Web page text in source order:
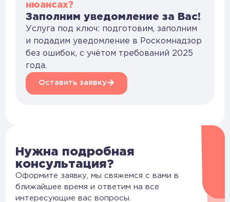
нюансах?
Заполним уведомление за Вас!
Услуга под ключ: подготовим, заполним
и подадим уведомление в Роскомнадзор
без ошибок, с учётом требований 2025
года.
Оставить заявку
Нужна подробная
консультация?
Оформите заявку, мы свяжемся с вами в
ближайшее время и ответим на все
интересующие вас вопросы.